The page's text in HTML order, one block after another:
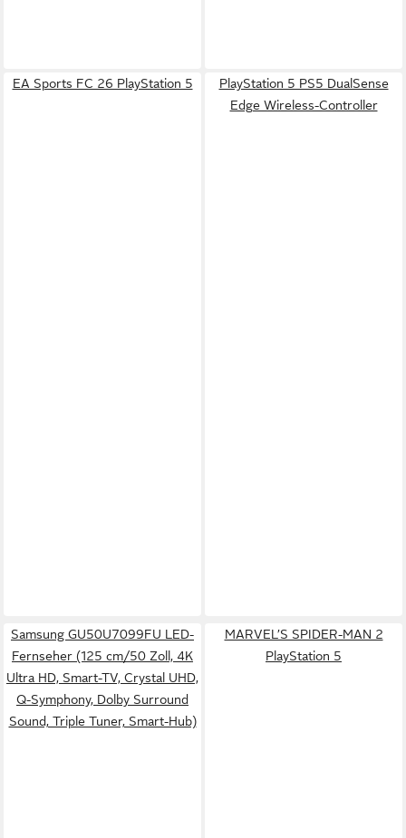
EA Sports FC 26 PlayStation 5
PlayStation 5 PS5 DualSense
Edge Wireless-Controller
Samsung GU50U7099FU LED-
Fernseher (125 cm/50 Zoll, 4K
Ultra HD, Smart-TV, Crystal UHD,
Q-Symphony, Dolby Surround
Sound, Triple Tuner, Smart-Hub)
MARVEL’S SPIDER-MAN 2
PlayStation 5